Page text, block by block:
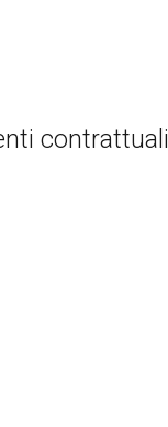
contrattuali